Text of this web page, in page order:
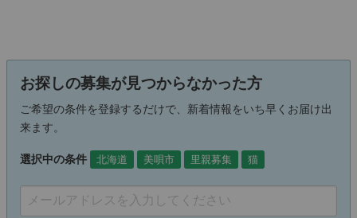
お探しの募集が見つからなかった方
ご希望の条件を登録するだけで、新着情報をいち早くお届け出
来ます。
選択中の条件 北海道 美唄市 里親募集 猫